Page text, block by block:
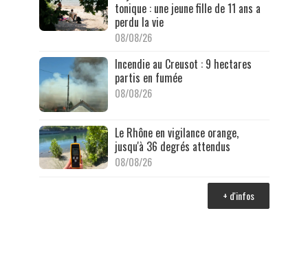
tonique : une jeune fille de 11 ans a
perdu la vie
08/08/26
Incendie au Creusot : 9 hectares
partis en fumée
08/08/26
Le Rhône en vigilance orange,
jusqu'à 36 degrés attendus
08/08/26
+ d'infos